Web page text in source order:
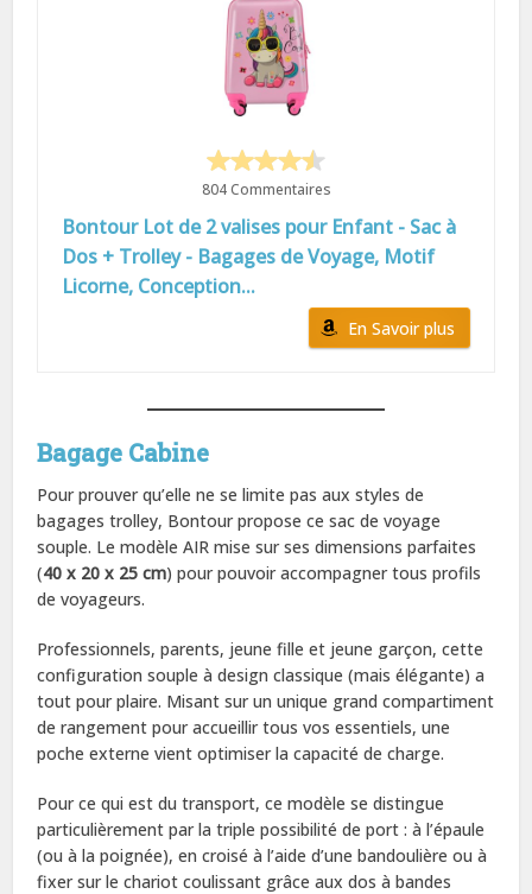
804 Commentaires
Bontour Lot de 2 valises pour Enfant - Sac à
Dos + Trolley - Bagages de Voyage, Motif
Licorne, Conception...
En Savoir plus
Bagage Cabine
Pour prouver qu’elle ne se limite pas aux styles de
bagages trolley, Bontour propose ce sac de voyage
souple. Le modèle AIR mise sur ses dimensions parfaites
(40 x 20 x 25 cm) pour pouvoir accompagner tous profils
de voyageurs.
Professionnels, parents, jeune fille et jeune garçon, cette
configuration souple à design classique (mais élégante) a
tout pour plaire. Misant sur un unique grand compartiment
de rangement pour accueillir tous vos essentiels, une
poche externe vient optimiser la capacité de charge.
Pour ce qui est du transport, ce modèle se distingue
particulièrement par la triple possibilité de port : à l’épaule
(ou à la poignée), en croisé à l’aide d’une bandoulière ou à
fixer sur le chariot coulissant grâce aux dos à bandes